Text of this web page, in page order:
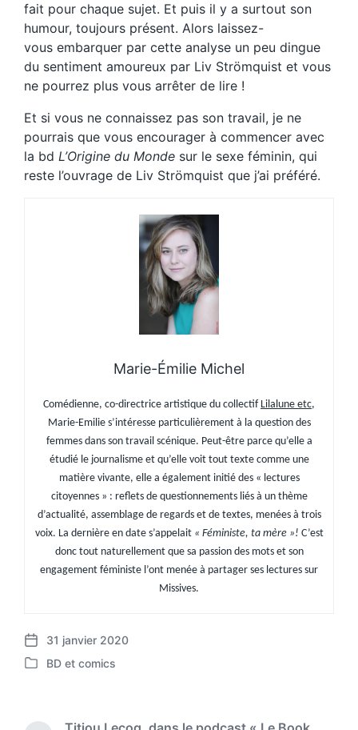
fait pour chaque sujet. Et puis il y a surtout son
humour, toujours présent. Alors laissez-
vous embarquer par cette analyse un peu dingue
du sentiment amoureux par Liv Strömquist et vous
ne pourrez plus vous arrêter de lire !
Et si vous ne connaissez pas son travail, je ne
pourrais que vous encourager à commencer avec
la bd L’Origine du Monde sur le sexe féminin, qui
reste l’ouvrage de Liv Strömquist que j’ai préféré.
Marie-Émilie Michel
Comédienne, co-directrice artistique du collectif Lilalune etc,
Marie-Emilie s’intéresse particulièrement à la question des
femmes dans son travail scénique. Peut-être parce qu’elle a
étudié le journalisme et qu’elle voit tout texte comme une
matière vivante, elle a également initié des « lectures
citoyennes » : reflets de questionnements liés à un thème
d’actualité, assemblage de regards et de textes, menées à trois
voix. La dernière en date s’appelait « Féministe, ta mère »! C’est
donc tout naturellement que sa passion des mots et son
engagement féministe l’ont menée à partager ses lectures sur
Missives.
P
o
31 janvier 2020
P
BD et comics